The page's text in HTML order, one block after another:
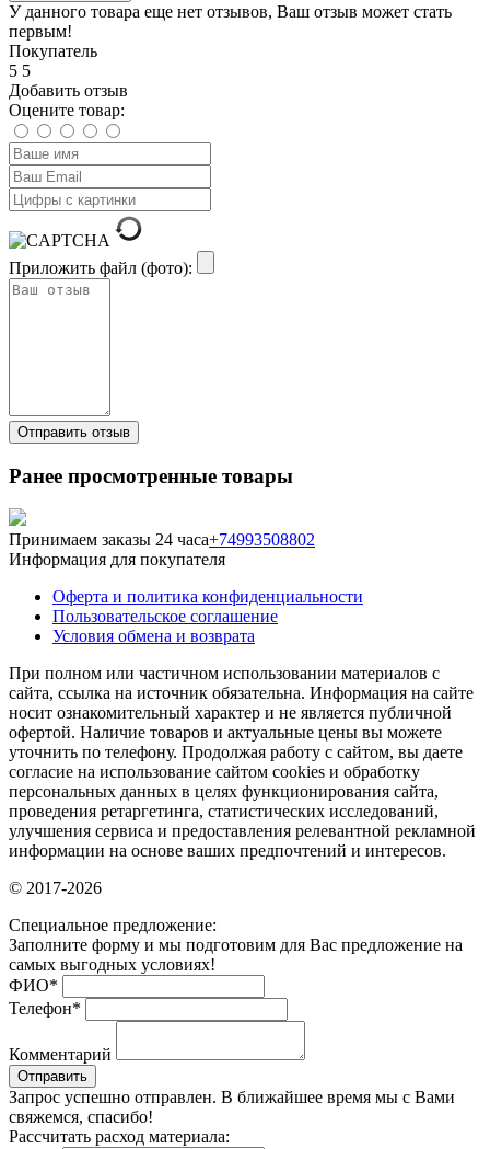
У данного товара еще нет отзывов, Ваш отзыв может стать
первым!
Покупатель
5 5
Добавить отзыв
Оцените товар:
Приложить файл (фото):
Ранее просмотренные товары
Принимаем заказы 24 часа+74993508802
Информация для покупателя
Оферта и политика конфиденциальности
Пользовательское соглашение
Условия обмена и возврата
При полном или частичном использовании материалов с
сайта, ссылка на источник обязательна. Информация на сайте
носит ознакомительный характер и не является публичной
офертой. Наличие товаров и актуальные цены вы можете
уточнить по телефону. Продолжая работу с сайтом, вы даете
согласие на использование сайтом cookies и обработку
персональных данных в целях функционирования сайта,
проведения ретаргетинга, статистических исследований,
улучшения сервиса и предоставления релевантной рекламной
информации на основе ваших предпочтений и интересов.
© 2017-2026
Специальное предложение:
Заполните форму и мы подготовим для Вас предложение на
самых выгодных условиях!
ФИО*
Телефон*
Комментарий
Отправить
Запрос успешно отправлен. В ближайшее время мы с Вами
свяжемся, спасибо!
Рассчитать расход материала: